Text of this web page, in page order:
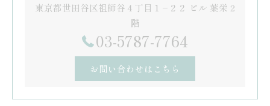
東京都世田谷区祖師谷４丁目１−２２ ビル 葉栄 2
階
03-5787-7764
お問い合わせはこちら